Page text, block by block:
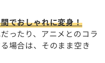
でおしゃれに変身！
ったり、アニメとのコラ
場合は、そのまま空き